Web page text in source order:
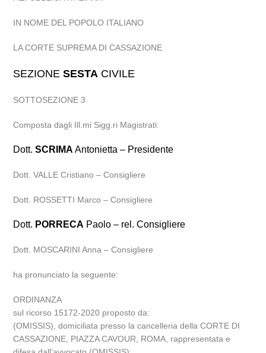
IN NOME DEL POPOLO ITALIANO
LA CORTE SUPREMA DI CASSAZIONE
SEZIONESESTA CIVILE
SOTTOSEZIONE 3
Composta dagli Ill.mi Sigg.ri Magistrati:
Dott.SCRIMA Antonietta – Presidente
Dott. VALLE Cristiano – Consigliere
Dott. ROSSETTI Marco – Consigliere
Dott. PORRECA Paolo – rel. Consigliere
Dott. MOSCARINI Anna – Consigliere
ha pronunciato la seguente:
ORDINANZA
sul ricorso 15172-2020 proposto da:
(OMISSIS), domiciliata presso la cancelleria della CORTE DI
CASSAZIONE, PIAZZA CAVOUR, ROMA, rappresentata e